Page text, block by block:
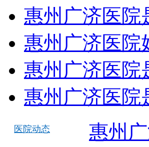
惠州广济医院
惠州广济医院
惠州广济医院
惠州广济医院
医院动态
惠州